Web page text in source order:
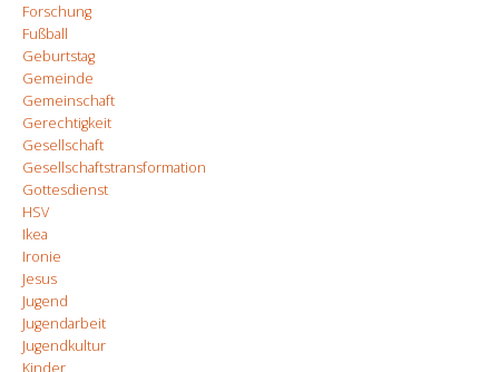
Forschung
Fußball
Geburtstag
Gemeinde
Gemeinschaft
Gerechtigkeit
Gesellschaft
Gesellschaftstransformation
Gottesdienst
HSV
Ikea
Ironie
Jesus
Jugend
Jugendarbeit
Jugendkultur
Kinder